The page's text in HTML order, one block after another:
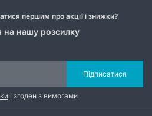
першим про акції і знижки?
на нашу розсилку
Підписатися
і згоден з вимогами